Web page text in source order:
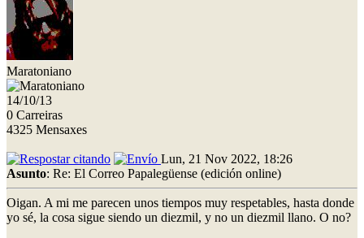
Maratoniano
14/10/13
0 Carreiras
4325 Mensaxes
Lun, 21 Nov 2022, 18:26
Asunto: Re: El Correo Papalegüense (edición online)
Oigan. A mi me parecen unos tiempos muy respetables, hasta donde
yo sé, la cosa sigue siendo un diezmil, y no un diezmil llano. O no?